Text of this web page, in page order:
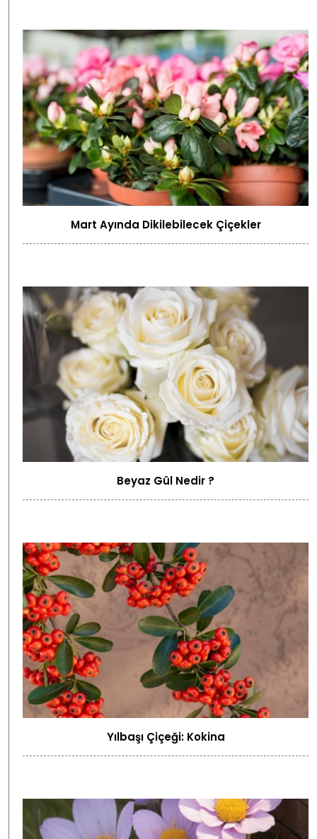
Mart Ayında Dikilebilecek Çiçekler
Beyaz Gül Nedir ?
Yılbaşı Çiçeği: Kokina